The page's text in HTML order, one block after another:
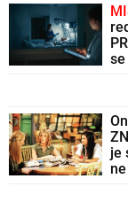
se
je